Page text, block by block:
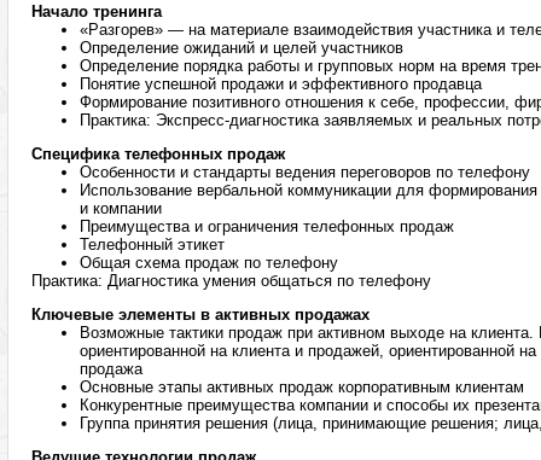
Начало тренинга
«Разгорев» — на материале взаимодействия участника и
Определение ожиданий и целей участников
Определение порядка работы и групповых норм на время
Понятие успешной продажи и эффективного продавца
Формирование позитивного отношения к себе, профессии,
Практика: Экспресс-диагностика заявляемых и реальных
Специфика телефонных продаж
Особенности и стандарты ведения переговоров по телефону
Использование вербальной коммуникации для формирования
и компании
Преимущества и ограничения телефонных продаж
Телефонный этикет
Общая схема продаж по телефону
Практика: Диагностика умения общаться по телефону
Ключевые элементы в активных продажах
Возможные тактики продаж при активном выходе на
ориентированной на клиента и продажей, ориентированной
продажа
Основные этапы активных продаж корпоративным клиентам
Конкурентные преимущества компании и способы их
Группа принятия решения (лица, принимающие решения;
Ведущие технологии продаж